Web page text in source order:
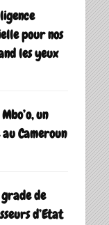
pour nos
les yeux
un
Cameroun
de
d’Etat